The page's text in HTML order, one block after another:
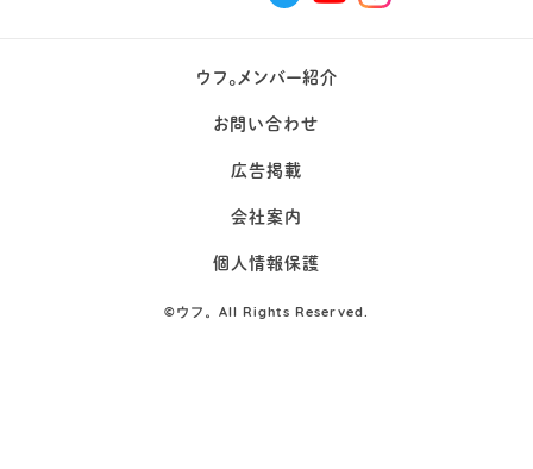
ウフ。メンバー紹介
お問い合わせ
広告掲載
会社案内
個人情報保護
©ウフ。All Rights Reserved.